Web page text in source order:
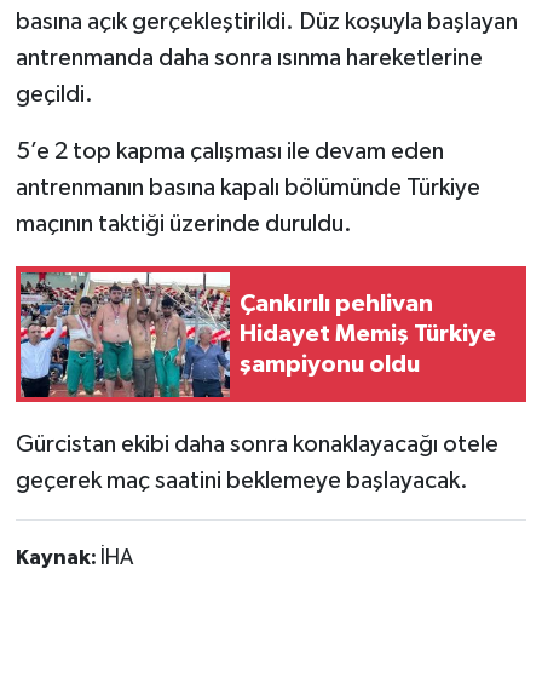
basına açık gerçekleştirildi. Düz koşuyla başlayan
antrenmanda daha sonra ısınma hareketlerine
geçildi.
5’e 2 top kapma çalışması ile devam eden
antrenmanın basına kapalı bölümünde Türkiye
maçının taktiği üzerinde duruldu.
Çankırılı pehlivan
Hidayet Memiş Türkiye
şampiyonu oldu
Gürcistan ekibi daha sonra konaklayacağı otele
geçerek maç saatini beklemeye başlayacak.
Kaynak: İHA